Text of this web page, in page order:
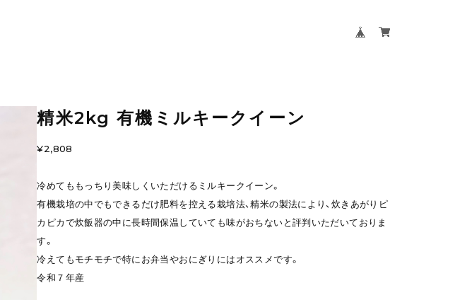
精米2kg 有機ミルキークイーン
¥2,808
冷めてももっちり美味しくいただけるミルキークイーン。
有機栽培の中でもできるだけ肥料を控える栽培法、精米の製法により、炊きあがりピ
カピカで炊飯器の中に長時間保温していても味がおちないと評判いただいておりま
す。
冷えてもモチモチで特にお弁当やおにぎりにはオススメです。
令和７年産